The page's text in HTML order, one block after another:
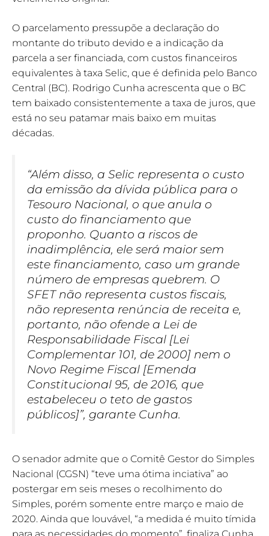
O parcelamento pressupõe a declaração do
montante do tributo devido e a indicação da
parcela a ser financiada, com custos financeiros
equivalentes à taxa Selic, que é definida pelo Banco
Central (BC). Rodrigo Cunha acrescenta que o BC
tem baixado consistentemente a taxa de juros, que
está no seu patamar mais baixo em muitas
décadas.
“Além disso, a Selic representa o custo
da emissão da dívida pública para o
Tesouro Nacional, o que anula o
custo do financiamento que
proponho. Quanto a riscos de
inadimplência, ele será maior sem
este financiamento, caso um grande
número de empresas quebrem. O
SFET não representa custos fiscais,
não representa renúncia de receita e,
portanto, não ofende a Lei de
Responsabilidade Fiscal [Lei
Complementar 101, de 2000] nem o
Novo Regime Fiscal [Emenda
Constitucional 95, de 2016, que
estabeleceu o teto de gastos
públicos]”, garante Cunha.
O senador admite que o Comitê Gestor do Simples
Nacional (CGSN) “teve uma ótima inciativa” ao
postergar em seis meses o recolhimento do
Simples, porém somente entre março e maio de
2020. Ainda que louvável, “a medida é muito tímida